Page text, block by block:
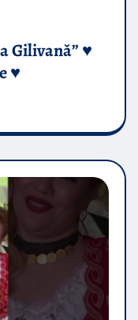
Gilivană” ♥️
♥️